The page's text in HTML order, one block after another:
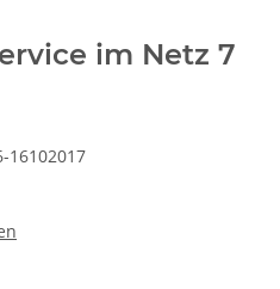
im Netz 7
16102017